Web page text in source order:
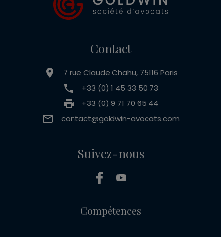
Contact
7 rue Claude Chahu, 75116 Paris
+33 (0) 1 45 33 50 73
+33 (0) 9 71 70 65 44
contact@goldwin-avocats.com
Suivez-nous
Compétences